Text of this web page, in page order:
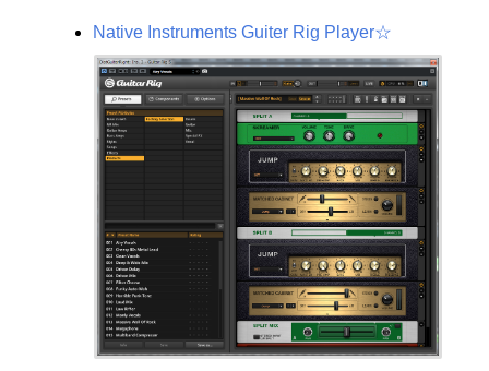
Native Instruments Guiter Rig Player☆